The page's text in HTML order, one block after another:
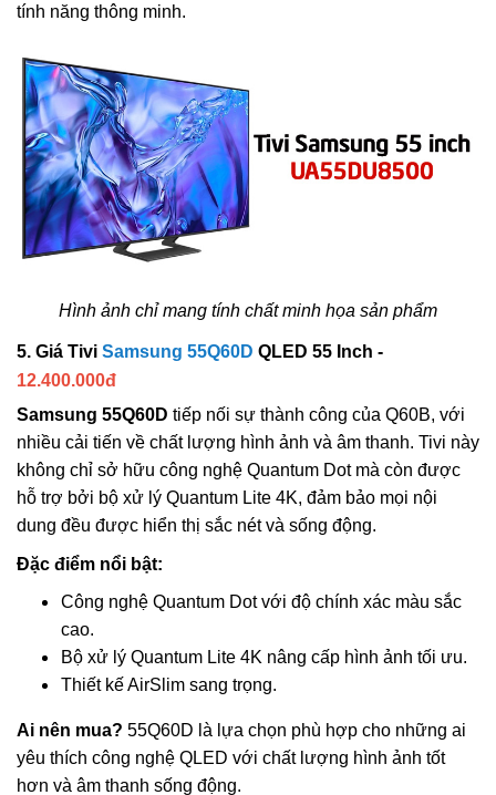
tính năng thông minh.
Hình ảnh chỉ mang tính chất minh họa sản phẩm
5. Giá Tivi Samsung 55Q60D QLED 55 Inch -
12.400.000đ
Samsung 55Q60D tiếp nối sự thành công của Q60B, với
nhiều cải tiến về chất lượng hình ảnh và âm thanh. Tivi này
không chỉ sở hữu công nghệ Quantum Dot mà còn được
hỗ trợ bởi bộ xử lý Quantum Lite 4K, đảm bảo mọi nội
dung đều được hiển thị sắc nét và sống động.
Đặc điểm nổi bật:
Công nghệ Quantum Dot với độ chính xác màu sắc
cao.
Bộ xử lý Quantum Lite 4K nâng cấp hình ảnh tối ưu.
Thiết kế AirSlim sang trọng.
Ai nên mua? 55Q60D là lựa chọn phù hợp cho những ai
yêu thích công nghệ QLED với chất lượng hình ảnh tốt
hơn và âm thanh sống động.